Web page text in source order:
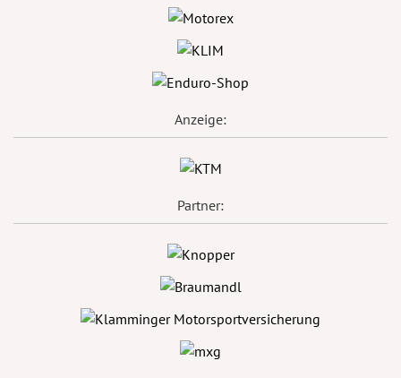
Anzeige:
Partner: